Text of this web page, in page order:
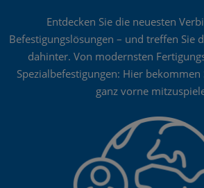
Entdecken Sie die neuesten
Befestigungslösungen – und treffen Sie
dahinter. Von modernsten
Spezialbefestigungen: Hier bekommen
ganz vorne